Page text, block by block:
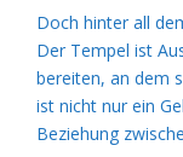
Doch hinter all
Der Tempel ist
bereiten, an dem
ist nicht nur ein
Beziehung